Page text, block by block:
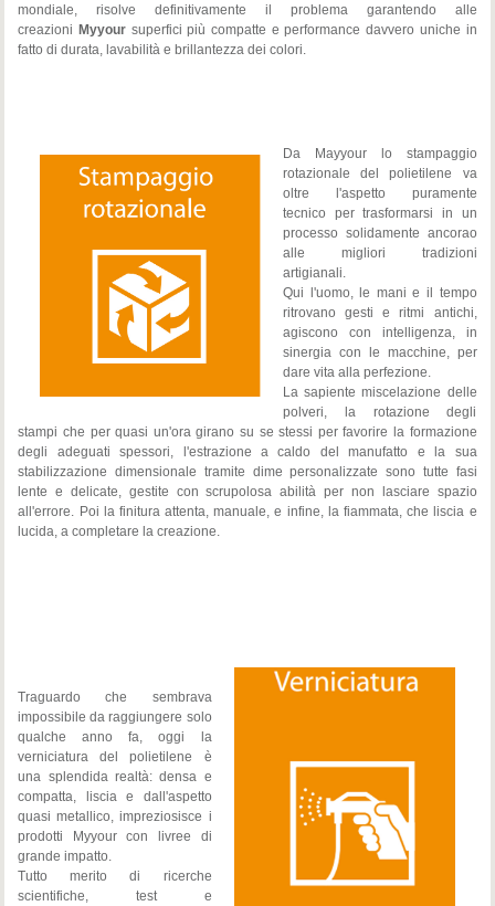
mondiale, risolve definitivamente il problema garantendo alle
creazioni Myyour superfici più compatte e performance davvero uniche in
fatto di durata, lavabilità e brillantezza dei colori.
Da Mayyour lo stampaggio
rotazionale del polietilene va
oltre l'aspetto puramente
tecnico per trasformarsi in un
processo solidamente ancorao
alle migliori tradizioni
artigianali.
Qui l'uomo, le mani e il tempo
ritrovano gesti e ritmi antichi,
agiscono con intelligenza, in
sinergia con le macchine, per
dare vita alla perfezione.
La sapiente miscelazione delle
polveri, la rotazione degli
stampi che per quasi un'ora girano su se stessi per favorire la formazione
degli adeguati spessori, l'estrazione a caldo del manufatto e la sua
stabilizzazione dimensionale tramite dime personalizzate sono tutte fasi
lente e delicate, gestite con scrupolosa abilità per non lasciare spazio
all'errore. Poi la finitura attenta, manuale, e infine, la fiammata, che liscia e
lucida, a completare la creazione.
Traguardo che sembrava
impossibile da raggiungere solo
qualche anno fa, oggi la
verniciatura del polietilene è
una splendida realtà: densa e
compatta, liscia e dall'aspetto
quasi metallico, impreziosisce i
prodotti Myyour con livree di
grande impatto.
Tutto merito di ricerche
scientifiche, test e